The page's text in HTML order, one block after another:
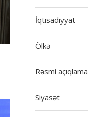
İqtisadiyyat
Ölkə
Rəsmi açıqlama
Siyasət